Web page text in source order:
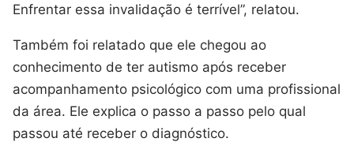
Enfrentar essa invalidação é terrível”, relatou.
Também foi relatado que ele chegou ao
conhecimento de ter autismo após receber
acompanhamento psicológico com uma profissional
da área. Ele explica o passo a passo pelo qual
passou até receber o diagnóstico.